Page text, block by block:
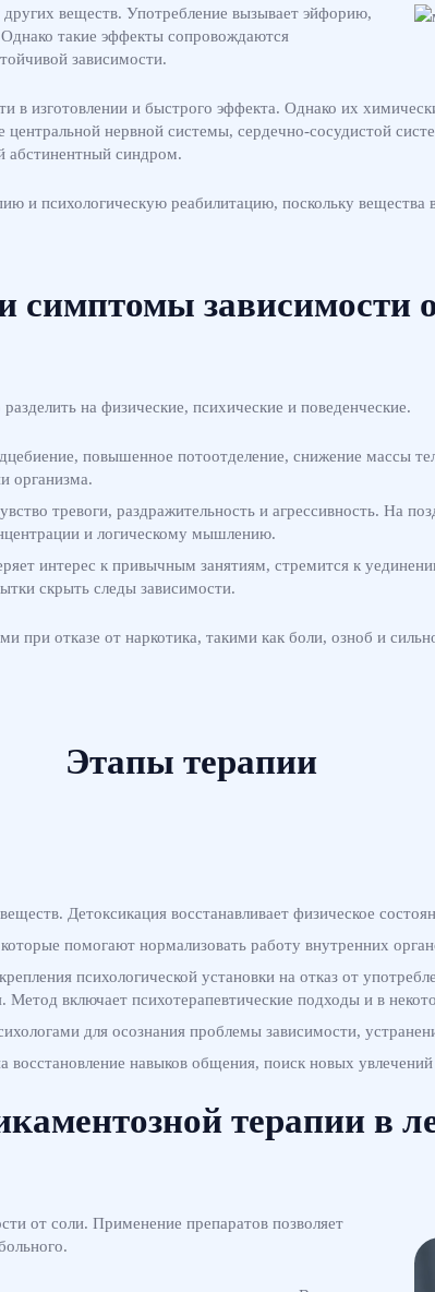
веществ. Употребление вызывает эйфорию,
такие эффекты сопровождаются
зависимости.
в изготовлении и быстрого эффекта. Однако их
нервной системы, сердечно-сосудистой
абстинентный синдром.
и психологическую реабилитацию, поскольку
симптомы зависимости
на физические, психические и поведенческие.
повышенное потоотделение, снижение массы
организма.
тревоги, раздражительность и агрессивность. На
и логическому мышлению.
интерес к привычным занятиям, стремится к
скрыть следы зависимости.
отказе от наркотика, такими как боли, озноб и
Этапы терапии
Детоксикация восстанавливает физическое
помогают нормализовать работу внутренних
психологической установки на отказ от
включает психотерапевтические подходы и в
для осознания проблемы зависимости,
навыков общения, поиск новых
терапии в
от соли. Применение препаратов позволяет